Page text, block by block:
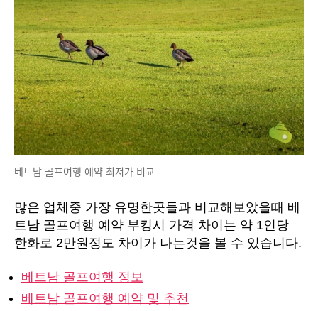
베트남 골프여행 예약 최저가 비교
많은 업체중 가장 유명한곳들과 비교해보았을때 베
트남 골프여행 예약 부킹시 가격 차이는 약 1인당
한화로 2만원정도 차이가 나는것을 볼 수 있습니다.
베트남 골프여행 정보
베트남 골프여행 예약 및 추천